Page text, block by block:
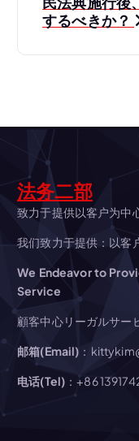
ビ
シ
ョ
ン
するべきか？
法务二部
致力于提供以客户为中
我们致力于提供：以客
We Endeavor to
Service
顧客中心リーガルサー
邮箱(Email) ：
电话(Tel) ：+86